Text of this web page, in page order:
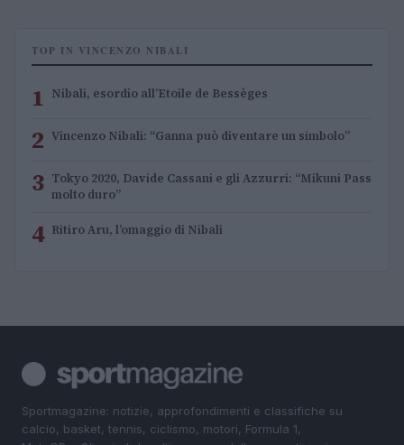
TOP IN VINCENZO NIBALI
1 Nibali, esordio all’Etoile de Bessèges
2 Vincenzo Nibali: “Ganna può diventare un simbolo”
3 Tokyo 2020, Davide Cassani e gli Azzurri: “Mikuni Pass
molto duro”
4 Ritiro Aru, l’omaggio di Nibali
Sportmagazine: notizie, approfondimenti e classifiche su
calcio, basket, tennis, ciclismo, motori, Formula 1,